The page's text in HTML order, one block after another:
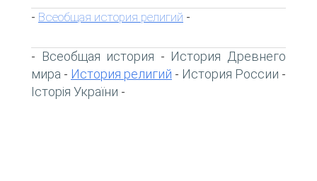
- Всеобщая история религий -
- Всеобщая история - История Древнего
мира - История религий - История России -
Історія України -